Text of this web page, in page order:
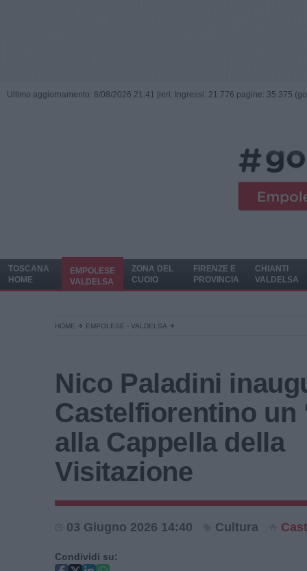
Ultimo aggiornamento: 8/08/2026 21:41 | ieri: Ingressi: 21.776 pagine: 35.375
TOSCANA
HOME
EMPOLESE
VALDELSA
ZONA DEL
CUOIO
FIRENZE E
PROVINCIA
CHIANTI
VALDELSA
HOME EMPOLESE - VALDELSA
Nico Paladini
Castelfiorentino un
alla Cappella della
Visitazione
03 Giugno 2026 14:40 Cultura
Condividi su: